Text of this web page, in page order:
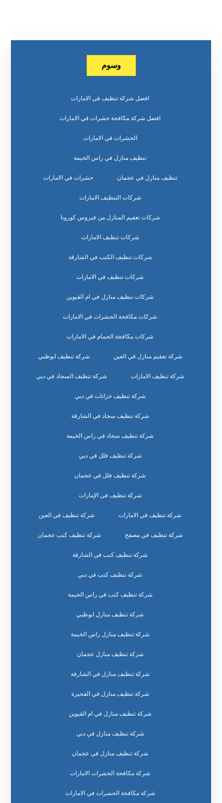
وسوم
افضل شركة تنظيف في الامارات
افضل شركة مكافحة حشرات في الامارات
الحشرات في الامارات
تنظيف منازل في راس الخيمة
تنظيف منازل في عجمان حشرات في الامارات
شركات التنظيف الامارات
شركات تعقيم المنازل من فيروس كورونا
شركات تنظيف الامارات
شركات تنظيف الكنب في الشارقة
شركات تنظيف في الامارات
شركات تنظيف منازل في ام القيوين
شركات مكافحة الحشرات في الامارات
شركات مكافحة الحمام في الامارات
شركة تعقيم منازل في العين شركة تنظيف ابوظبي
شركة تنظيف الامارات شركة تنظيف السجاد في دبي
شركة تنظيف خزانات في دبي
شركة تنظيف سجاد في الشارقة
شركة تنظيف سجاد في راس الخيمة
شركة تنظيف فلل في دبي
شركة تنظيف فلل في عجمان
شركة تنظيف في الإمارات
شركة تنظيف في الامارات شركة تنظيف في العين
شركة تنظيف في مصفح شركة تنظيف كنب عجمان
شركة تنظيف كنب في الشارقة
شركة تنظيف كنب في دبي
شركة تنظيف كنب في راس الخيمة
شركة تنظيف منازل ابوظبي
شركة تنظيف منازل راس الخيمة
شركة تنظيف منازل عجمان
شركة تنظيف منازل في الشارقة
شركة تنظيف منازل في الفجيرة
شركة تنظيف منازل في ام القيوين
شركة تنظيف منازل في دبي
شركة تنظيف منازل في عجمان
شركة مكافحة الحشرات الامارات
شركة مكافحة الحشرات في الامارات